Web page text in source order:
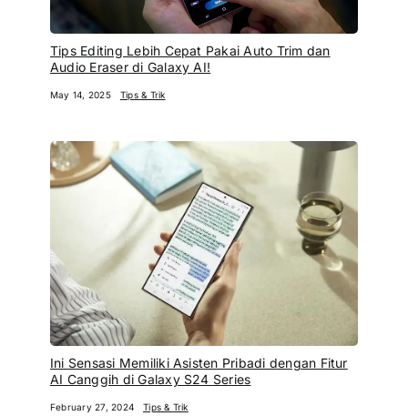
Tips Editing Lebih Cepat Pakai Auto Trim dan
Audio Eraser di Galaxy AI!
May 14, 2025 Tips & Trik
Ini Sensasi Memiliki Asisten Pribadi dengan Fitur
AI Canggih di Galaxy S24 Series
February 27, 2024 Tips & Trik